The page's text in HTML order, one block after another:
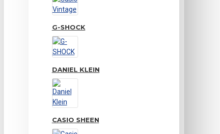
G-SHOCK
DANIEL KLEIN
CASIO SHEEN